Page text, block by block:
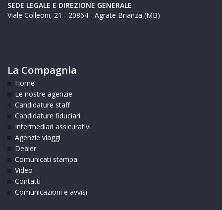
SEDE LEGALE E DIREZIONE GENERALE
Viale Colleoni, 21 - 20864 - Agrate Brianza (MB)
La Compagnia
Home
Le nostre agenzie
Candidature staff
Candidature fiduciari
Intermediari assicurativi
Agenzie viaggi
Dealer
Comunicati stampa
Video
Contatti
Comunicazioni e avvisi